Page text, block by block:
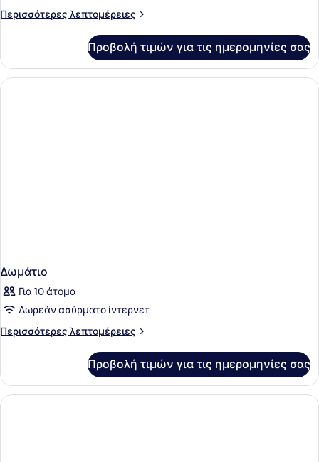
House
Περισσότερες λεπτομέρειες
Περισσότερες
Room
Lake
House
Προβολή τιμών για τις ημερομηνίες σας
Δωμάτιο
Για 10 άτομα
Δωρεάν ασύρματο ίντερνετ
Περισσότερες λεπτομέρειες
Περισσότερες
Προβολή τιμών για τις ημερομηνίες σας